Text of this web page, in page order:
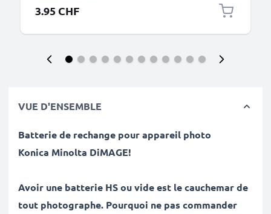
3.95 CHF
VUE D'ENSEMBLE
Batterie de rechange pour appareil photo
Konica Minolta DiMAGE!
Avoir une batterie HS ou vide est le cauchemar de
tout photographe. Pourquoi ne pas commander